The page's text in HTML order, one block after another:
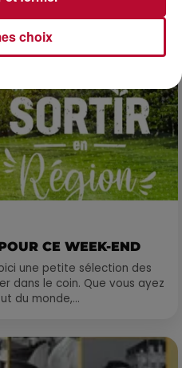
CE WEEK-END
une petite sélection des
dans le coin. Que vous ayez
du monde,...
choix